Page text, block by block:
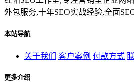
外包服务,十年SEO实战经验,全面
本站导航
关于我们 客户案例 付款方式
更多介绍